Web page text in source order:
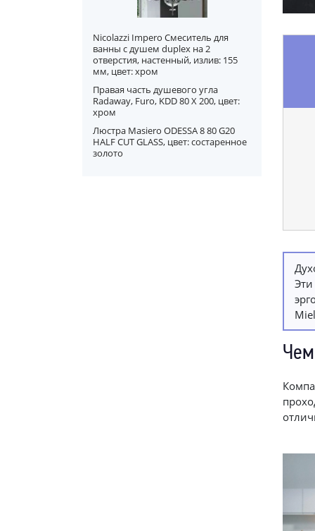
Nicolazzi Impero Смеситель для
ванны с душем duplex на 2
отверстия, настенный, излив: 155
мм, цвет: хром
Правая часть душевого угла
Radaway, Furo, KDD 80 X 200, цвет:
хром
Люстра Masiero ODESSA 8 80 G20
HALF CUT GLASS, цвет: состаренное
золото